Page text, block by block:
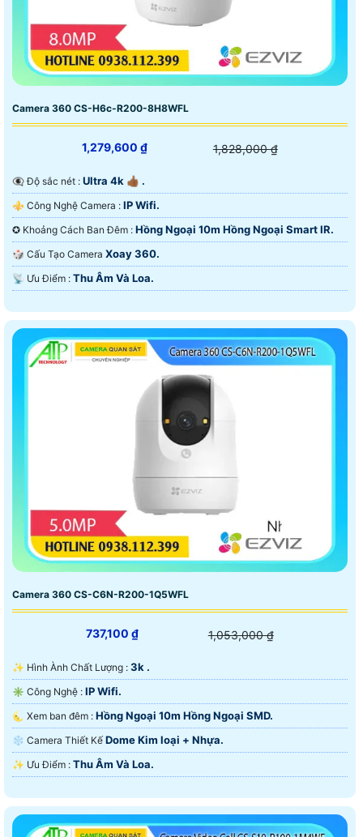
Camera 360 CS-H6c-R200-8H8WFL
1,279,600 ₫ 1,828,000 ₫
👁️‍🗨 Độ sắc nét : Ultra 4k 👍🏾 .
⚜️ Công Nghệ Camera : IP Wifi.
✪ Khoảng Cách Ban Đêm : Hồng Ngoại 10m Hồng Ngoại Smart IR.
🎲 Cấu Tạo Camera Xoay 360.
️📡 Ưu Điểm : Thu Âm Và Loa.
Camera 360 CS-C6N-R200-1Q5WFL
737,100 ₫ 1,053,000 ₫
✨ Hình Ành Chất Lượng : 3k .
✳️ Công Nghệ : IP Wifi.
🌜 Xem ban đêm : Hồng Ngoại 10m Hồng Ngoại SMD.
❄ Camera Thiết Kế Dome Kim loại + Nhựa.
️✨ Ưu Điểm : Thu Âm Và Loa.